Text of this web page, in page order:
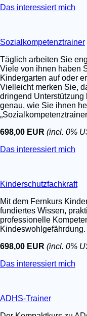
Das interessiert mich
Sozialkompetenztrainer
Täglich arbeiten Sie
Viele von ihnen haben
Kindergarten auf oder
Vielleicht merken Sie,
dringend
genau, wie Sie ihnen
698,00 EUR (incl. 0%
Das interessiert mich
Kinderschutzfachkraft
Mit dem Fernkurs
fundiertes Wissen,
professionelle
Kindeswohlgefährdung.
698,00 EUR (incl. 0%
Das interessiert mich
ADHS-Trainer